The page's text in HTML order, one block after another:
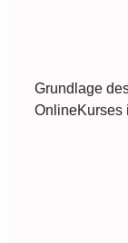
Grundlage
OnlineKurses